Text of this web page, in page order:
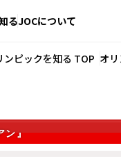
るJOCについて
ンピックを知る TOP オ
ン』